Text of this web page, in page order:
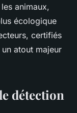
animaux,
écologique
certifiés
atout majeur
détection